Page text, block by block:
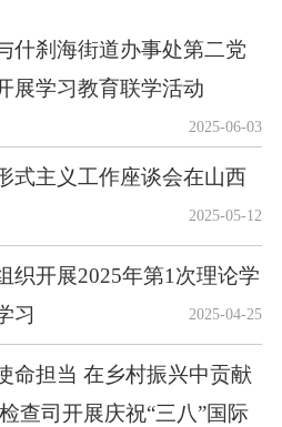
什刹海街道办事处第二党
展学习教育联学活动
2025-06-03
式主义工作座谈会在山西
2025-05-12
织开展2025年第1次理论学
习
2025-04-25
命担当 在乡村振兴中贡献
司开展庆祝“三八”国际